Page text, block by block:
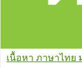
เนื้อหา ภาษาไทย